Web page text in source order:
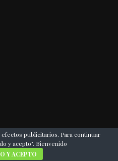
publicitarios. Para continuar
y acepto". Bienvenido
Y ACEPTO